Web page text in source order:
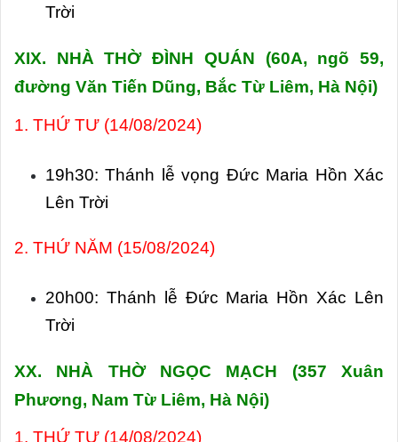
Trời
XIX. NHÀ THỜ ĐÌNH QUÁN (60A, ngõ 59,
đường Văn Tiến Dũng, Bắc Từ Liêm, Hà Nội)
1. THỨ TƯ (14/08/2024)
19h30: Thánh lễ vọng Đức Maria Hồn Xác
Lên Trời
2. THỨ NĂM (15/08/2024)
20h00: Thánh lễ Đức Maria Hồn Xác Lên
Trời
XX. NHÀ THỜ NGỌC MẠCH (357 Xuân
Phương, Nam Từ Liêm, Hà Nội)
1. THỨ TƯ (14/08/2024)